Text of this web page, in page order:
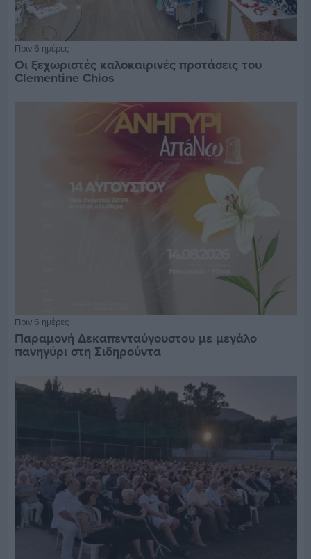
Πριν 6 ημέρες
Οι ξεχωριστές καλοκαιρινές προτάσεις του
Clementine Chios
Πριν 6 ημέρες
Παραμονή Δεκαπενταύγουστου με μεγάλο
πανηγύρι στη Σιδηρούντα